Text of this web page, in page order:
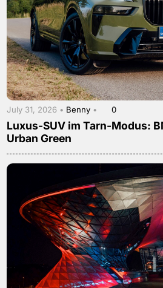
July 31, 2026 • Benny • 0
Luxus-SUV im Tarn-Modus:
Urban Green